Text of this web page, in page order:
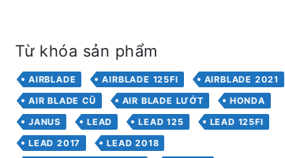
Từ khóa sản phẩm
AIRBLADE AIRBLADE 125FI
AIRBLADE 2021
AIR BLADE CŨ
AIR BLADE LƯỚT
HONDA
JANUS
LEAD LEAD 125
LEAD 125FI
LEAD 2017
LEAD 2018